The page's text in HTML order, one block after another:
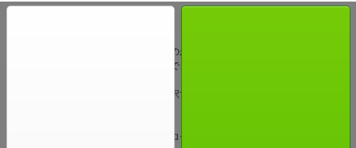
宅配買取は、自宅で売却できるというのが最大の売りでもあります。
宅配業者が無料でご自宅に集荷するので、待っているだけでOKです。
場所・日時、どちらも好きな時間を選択することが出来るので、自分の都合に
レトロゲームを買取に出すなら買取アローズの宅配買取をご利用下さい！